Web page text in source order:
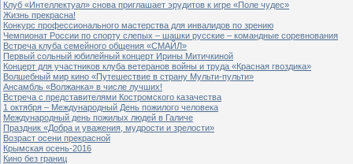
Клуб «Интеллектуал» снова приглашает эрудитов к игре «Поле чудес»
Жизнь прекрасна!
Конкурс профессионального мастерства для инвалидов по зрению
Чемпионат России по спорту слепых – шашки русские – командные соревнования
Встреча клуба семейного общения «СМАЙЛ»
Первый сольный юбилейный концерт Ирины Митичкиной
Концерт для участников клуба ветеранов войны и труда «Красная гвоздика»
Волшебный мир кино «Путешествие в страну Мульти-пульти»
Ансамбль «Волжанка» в числе лучших!
Встреча с представителями Костромского казачества
1 октября – Международный День пожилого человека
Международный день пожилых людей в Галиче
Праздник «Добра и уважения, мудрости и зрелости»
Возраст осени прекрасной
Крымская осень-2016
Кино без границ